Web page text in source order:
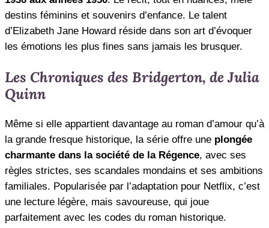
destins féminins et souvenirs d’enfance. Le talent
d’Elizabeth Jane Howard réside dans son art d’évoquer
les émotions les plus fines sans jamais les brusquer.
Les Chroniques des Bridgerton, de Julia
Quinn
Même si elle appartient davantage au roman d’amour qu’à
la grande fresque historique, la série offre une plongée
charmante dans la société de la Régence, avec ses
règles strictes, ses scandales mondains et ses ambitions
familiales. Popularisée par l’adaptation pour Netflix, c’est
une lecture légère, mais savoureuse, qui joue
parfaitement avec les codes du roman historique.